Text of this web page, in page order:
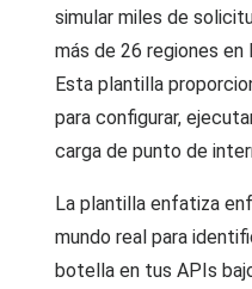
simular miles de
más de 26 regiones en
Esta plantilla
para configurar,
carga de punto de
La plantilla enfatiza
mundo real para
botella en tus APIs